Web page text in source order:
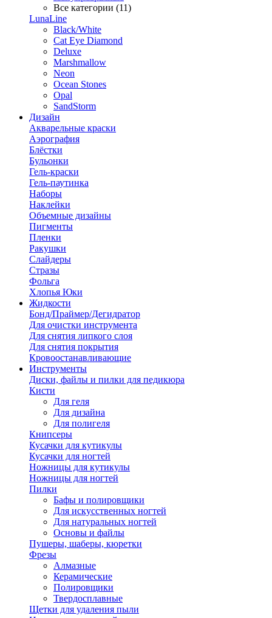
Все категории (11)
LunaLine
Black/White
Cat Eye Diamond
Deluxe
Marshmallow
Neon
Ocean Stones
Opal
SandStorm
Дизайн
Акварельные краски
Аэрография
Блёстки
Бульонки
Гель-краски
Гель-паутинка
Наборы
Наклейки
Объемные дизайны
Пигменты
Пленки
Ракушки
Слайдеры
Стразы
Фольга
Хлопья Юки
Жидкости
Бонд/Праймер/Дегидратор
Для очистки инструмента
Для снятия липкого слоя
Для снятия покрытия
Кровоостанавливающие
Инструменты
Диски, файлы и пилки для педикюра
Кисти
Для геля
Для дизайна
Для полигеля
Книпсеры
Кусачки для кутикулы
Кусачки для ногтей
Ножницы для кутикулы
Ножницы для ногтей
Пилки
Бафы и полировщики
Для искусственных ногтей
Для натуральных ногтей
Основы и файлы
Пушеры, шаберы, кюретки
Фрезы
Алмазные
Керамические
Полировщики
Твердосплавные
Щетки для удаления пыли